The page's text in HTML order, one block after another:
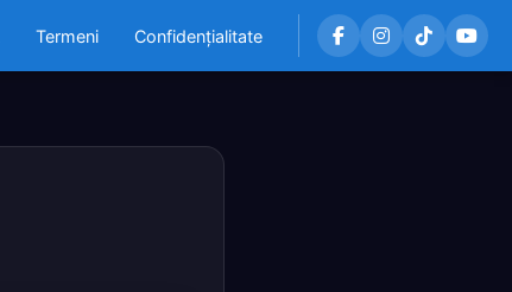
Termeni Confidențialitate